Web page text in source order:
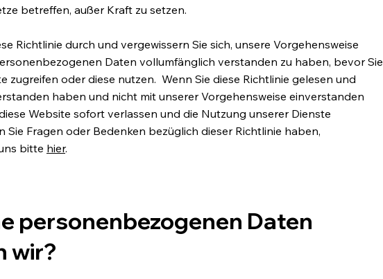
betreffen, außer Kraft zu setzen.
Richtlinie durch und vergewissern Sie sich, unsere Vorgehensweise
Daten vollumfänglich verstanden zu haben, bevor Sie
zugreifen oder diese nutzen. Wenn Sie diese Richtlinie gelesen und
haben und nicht mit unserer Vorgehensweise einverstanden
Website sofort verlassen und die Nutzung unserer Dienste
Sie Fragen oder Bedenken bezüglich dieser Richtlinie haben,
bitte hier.
personenbezogenen Daten
wir?